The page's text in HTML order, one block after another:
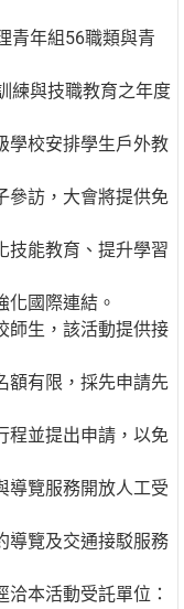
青年組56職類與青
練與技職教育之年度
學校安排學生戶外教
參訪，大會將提供免
技能教育、提升學習
化國際連結。
師生，該活動提供接
額有限，採先申請先
程並提出申請，以免
導覽服務開放人工受
導覽及交通接駁服務
本活動受託單位：